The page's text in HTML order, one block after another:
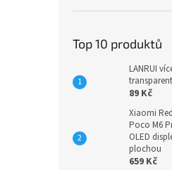
Top 10 produktů
LANRUI
89 Kč
Xiaomi
Poco M6
OLED
plochou
659 Kč